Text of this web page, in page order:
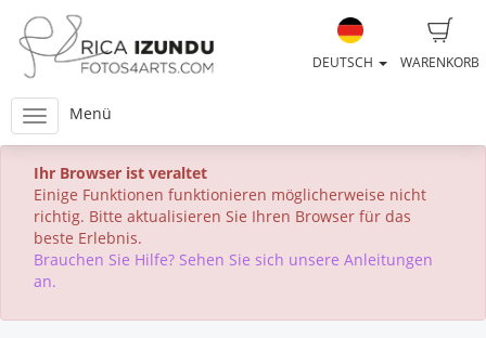
WARENKORB
DEUTSCH
Menü
Ihr Browser ist veraltet
Einige Funktionen funktionieren möglicherweise nicht
richtig. Bitte aktualisieren Sie Ihren Browser für das
beste Erlebnis.
Brauchen Sie Hilfe? Sehen Sie sich unsere Anleitungen
an.